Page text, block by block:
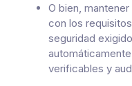
O bien,
con los
seguridad
verificables y